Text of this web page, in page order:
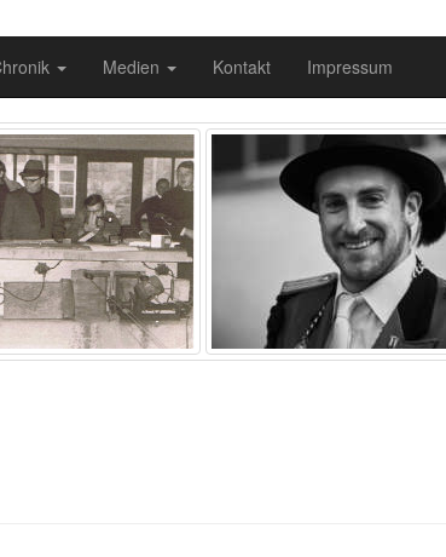
Medien Kontakt Impressum